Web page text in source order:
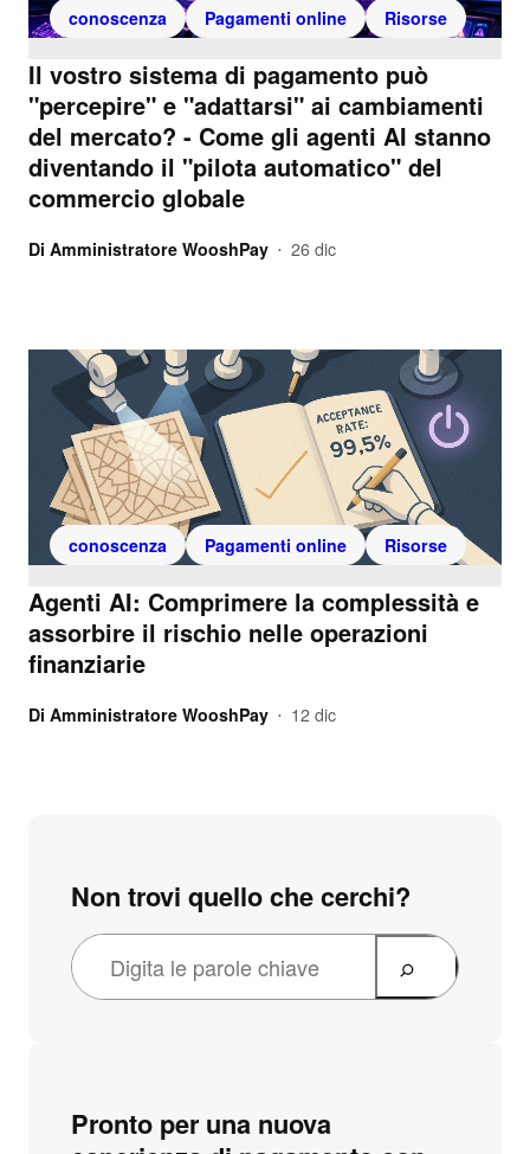
conoscenza Pagamenti online Risorse
Il vostro sistema di pagamento può
"percepire" e "adattarsi" ai cambiamenti
del mercato? - Come gli agenti AI stanno
diventando il "pilota automatico" del
commercio globale
Di Amministratore WooshPay • 26 dic
conoscenza Pagamenti online Risorse
Agenti AI: Comprimere la complessità e
assorbire il rischio nelle operazioni
finanziarie
Di Amministratore WooshPay • 12 dic
Non trovi quello che cerchi?
Pronto per una nuova